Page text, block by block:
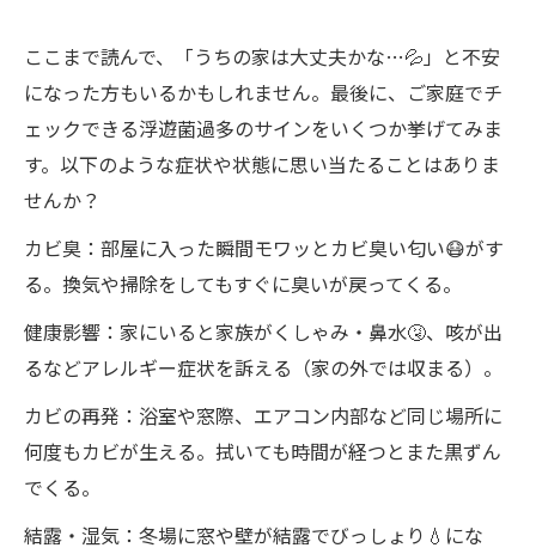
ここまで読んで、「うちの家は大丈夫かな…💦」と不安
になった方もいるかもしれません。最後に、ご家庭でチ
ェックできる浮遊菌過多のサインをいくつか挙げてみま
す。以下のような症状や状態に思い当たることはありま
せんか？
カビ臭：部屋に入った瞬間モワッとカビ臭い匂い😷がす
る。換気や掃除をしてもすぐに臭いが戻ってくる。
健康影響：家にいると家族がくしゃみ・鼻水🤧、咳が出
るなどアレルギー症状を訴える（家の外では収まる）。
カビの再発：浴室や窓際、エアコン内部など同じ場所に
何度もカビが生える。拭いても時間が経つとまた黒ずん
でくる。
結露・湿気：冬場に窓や壁が結露でびっしょり💧にな